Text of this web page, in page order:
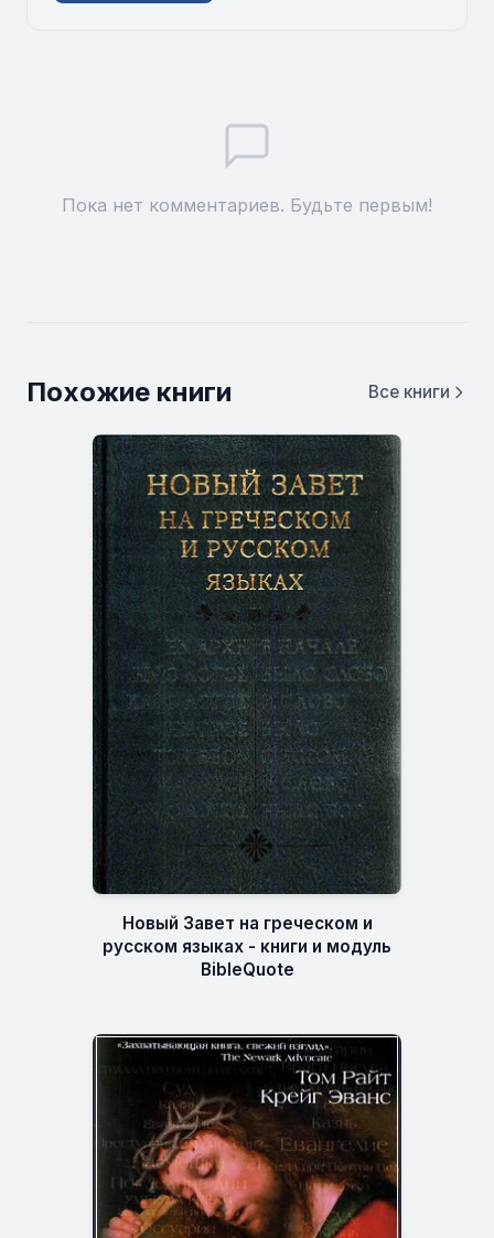
Пока нет комментариев. Будьте первым!
Похожие книги Все книги
Новый Завет на греческом и
русском языках - книги и модуль
BibleQuote